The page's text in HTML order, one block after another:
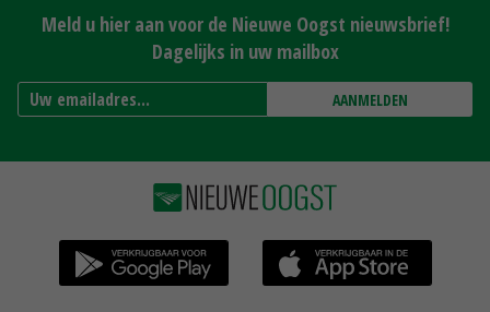
Meld u hier aan voor de Nieuwe Oogst nieuwsbrief!
Dagelijks in uw mailbox
AANMELDEN